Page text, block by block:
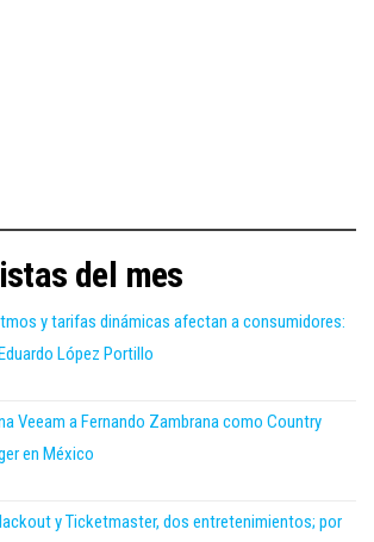
del mes
y tarifas dinámicas afectan a consumidores:
López Portillo
Veeam a Fernando Zambrana como Country
en México
y Ticketmaster, dos entretenimientos; por